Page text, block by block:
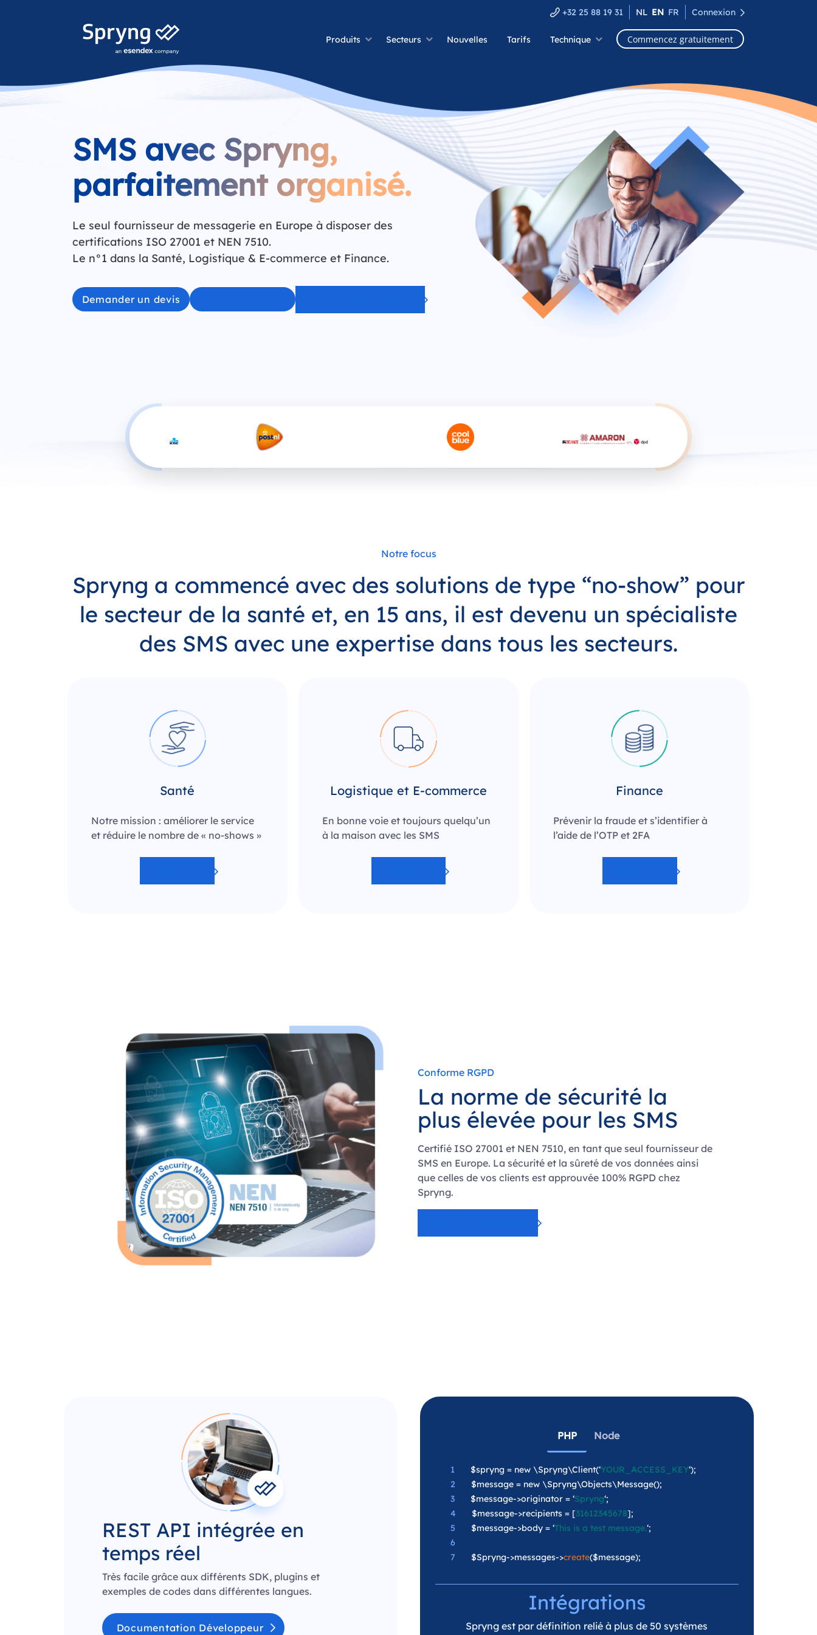
+32 25 88 19 31 NL EN FR Connexion
Produits Secteurs Nouvelles Tarifs Technique Commencez gratuitement
SMS avec Spryng,
parfaitement organisé.
Le seul fournisseur de messagerie en Europe à disposer des
certifications ISO 27001 et NEN 7510.
Le n°1 dans la Santé, Logistique & E-commerce et Finance.
Demander un devis
Notre focus
Spryng a commencé avec des solutions de type “no-show” pour
le secteur de la santé et, en 15 ans, il est devenu un spécialiste
des SMS avec une expertise dans tous les secteurs.
Santé
Notre mission : améliorer le service
et réduire le nombre de « no-shows »
Logistique et E-commerce
En bonne voie et toujours quelqu’un
à la maison avec les SMS
Finance
Prévenir la fraude et s’identifier à
l’aide de l’OTP et 2FA
Conforme RGPD
La norme de sécurité la
plus élevée pour les SMS
Certifié ISO 27001 et NEN 7510, en tant que seul fournisseur de
SMS en Europe. La sécurité et la sûreté de vos données ainsi
que celles de vos clients est approuvée 100% RGPD chez
Spryng.
REST API intégrée en
temps réel
Très facile grâce aux différents SDK, plugins et
exemples de codes dans différentes langues.
Documentation Développeur
PHP Node
1 $spryng = new \Spryng\Client(‘YOUR_ACCESS_KEY‘);
2
$message = new \Spryng\Objects\Message();
3
$message->originator = ‘Spryng‘;
4
$message->recipients = [31612345678];
5
$message->body = ‘This is a test message.‘;
6
7
$Spryng->messages->create($message);
Intégrations
Spryng est par définition relié à plus de 50 systèmes